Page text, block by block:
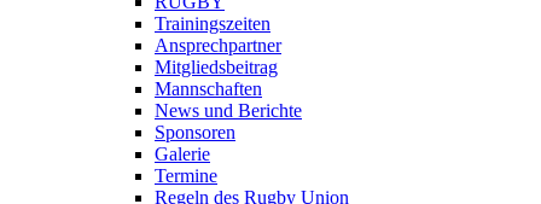
Trainingszeiten
Ansprechpartner
Mitgliedsbeitrag
Mannschaften
News und Berichte
Sponsoren
Galerie
Termine
Regeln des Rugby Union